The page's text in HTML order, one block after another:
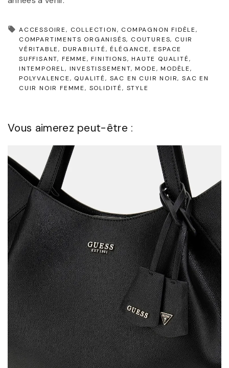
ACCESSOIRE COLLECTION
COMPAGNON FIDÈLE
COMPARTIMENTS ORGANISÉS COUTURES CUIR
VÉRITABLE DURABILITÉ ÉLÉGANCE
ESPACE
SUFFISANT FEMME FINITIONS
HAUTE QUALITÉ
INTEMPOREL INVESTISSEMENT MODE
MODÈLE
POLYVALENCE
QUALITÉ SAC EN CUIR NOIR SAC EN
CUIR NOIR FEMME SOLIDITÉ STYLE
Vous aimerez peut-être :